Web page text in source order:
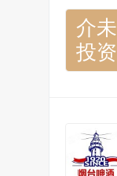
介未
投资